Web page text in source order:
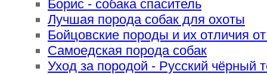
Борис - собака спаситель
Лучшая порода собак для охоты
Бойцовские породы и их отличия
Самоедская порода собак
Уход за породой - Русский чёрный